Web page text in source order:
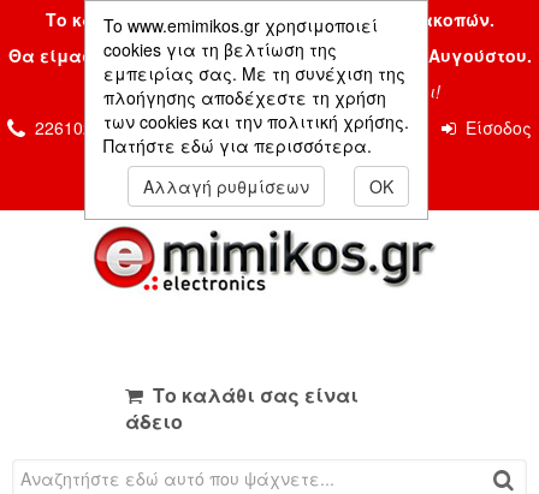
To www.emimikos.gr χρησιμοποιεί
cookies για τη βελτίωση της
εμπειρίας σας. Με τη συνέχιση της
πλοήγησης αποδέχεστε τη χρήση
των cookies και την πολιτική χρήσης.
Πατήστε εδώ για περισσότερα.
Αλλαγή ρυθμίσεων
OK
Το κατάστημα μας είναι κλειστό λόγω διακοπών.
Θα είμαστε και πάλι μαζί σας την Δευτέρα 24 Αυγούστου.
Σας ευχόμαστε ένα όμορφο καλοκαίρι!
2261026435 & 2261081666
Επικοινωνία
Είσοδος
Μέλους
Το καλάθι σας είναι
άδειο